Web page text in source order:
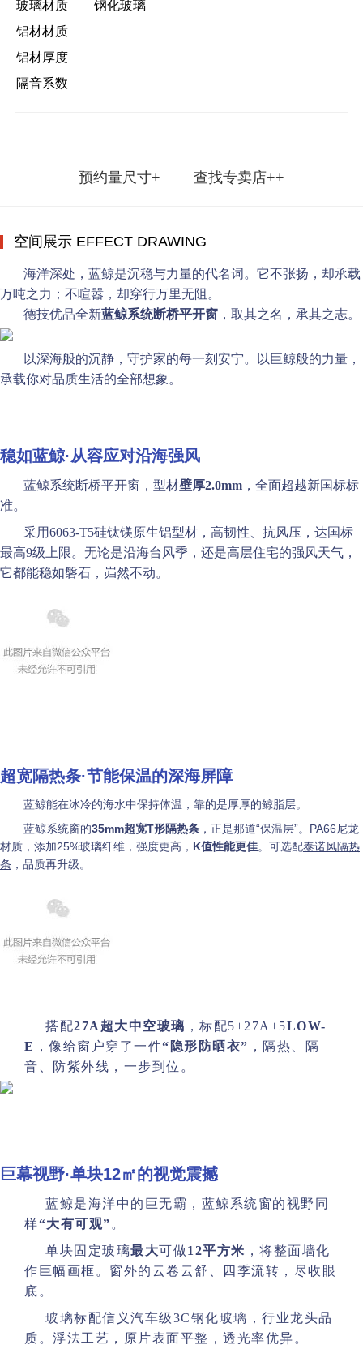
玻璃材质
钢化玻璃
铝材材质
铝材厚度
隔音系数
预约量尺寸+ 查找专卖店++
空间展示 EFFECT DRAWING
海洋深处，蓝鲸是沉稳与力量的代名词。它不张扬，却承载
万吨之力；不喧嚣，却穿行万里无阻。
德技优品全新蓝鲸系统断桥平开窗，取其之名，承其之志。
以深海般的沉静，守护家的每一刻安宁。以巨鲸般的力量，
承载你对品质生活的全部想象。
稳如蓝鲸·从容应对沿海强风
蓝鲸系统断桥平开窗，型材壁厚2.0mm，全面超越新国标标
准。
采用6063-T5硅钛镁原生铝型材，高韧性、抗风压，达国标
最高9级上限。无论是沿海台风季，还是高层住宅的强风天气，
它都能稳如磐石，岿然不动。
超宽隔热条·节能保温的深海屏障
蓝鲸能在冰冷的海水中保持体温，靠的是厚厚的鲸脂层。
蓝鲸系统窗的35mm超宽T形隔热条，正是那道“保温层”。PA66尼龙
材质，添加25%玻璃纤维，强度更高， K值性能更佳。可选配泰诺风隔热
条 ，品质再升级。
搭配27A超大中空玻璃 ，标配5+27A+5LOW-
E ，像给窗户穿了一件“隐形防晒衣” ，隔热、隔
音、防紫外线，一步到位。
巨幕视野·单块12㎡的视觉震撼
蓝鲸是海洋中的巨无霸，蓝鲸系统窗的视野同
样“大有可观” 。
单块固定玻璃最大可做12平方米 ，将整面墙化
作巨幅画框。窗外的云卷云舒、四季流转，尽收眼
底。
玻璃标配信义汽车级3C钢化玻璃，行业龙头品
质。浮法工艺，原片表面平整，透光率优异。